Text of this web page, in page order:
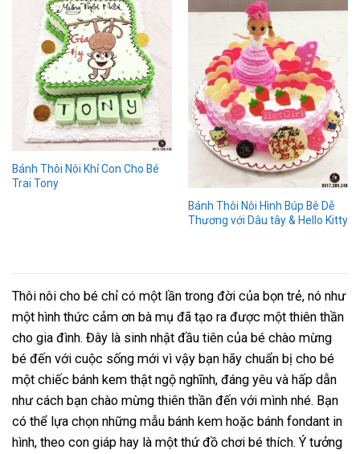
Bánh Thôi Nôi Khỉ Con Cho Bé
Trai Tony
Bánh Thôi Nôi Hình Búp Bê Dễ
Thương với Dâu tây & Hello Kitty
Thôi nôi cho bé chỉ có một lần trong đời của bọn trẻ, nó như
một hình thức cảm ơn bà mụ đã tạo ra được một thiên thần
cho gia đình. Đây là sinh nhật đầu tiên của bé chào mừng
bé đến với cuộc sống mới vì vậy bạn hãy chuẩn bị cho bé
một chiếc bánh kem thật ngộ nghĩnh, đáng yêu và hấp dẫn
như cách bạn chào mừng thiên thần đến với mình nhé. Bạn
có thể lựa chọn những mẫu bánh kem hoặc bánh fondant in
hình, theo con giáp hay là một thứ đồ chơi bé thích. Ý tưởng